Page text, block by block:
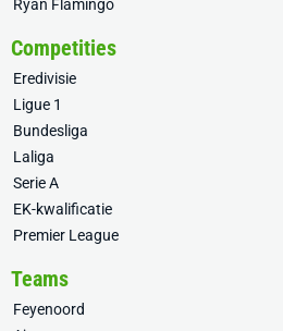
Ryan Flamingo
Competities
Eredivisie
Ligue 1
Bundesliga
Laliga
Serie A
EK-kwalificatie
Premier League
Teams
Feyenoord